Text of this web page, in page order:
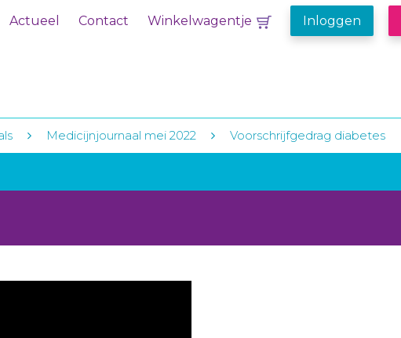
Actueel Contact Winkelwagentje Inloggen
Medicijnjournaal mei 2022 Voorschrijfgedrag diabetes